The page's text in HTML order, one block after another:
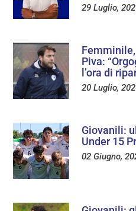
29 Luglio,
Piva:
l’ora di
20 Luglio,
Giovanili:
Under 15
02 Giugno,